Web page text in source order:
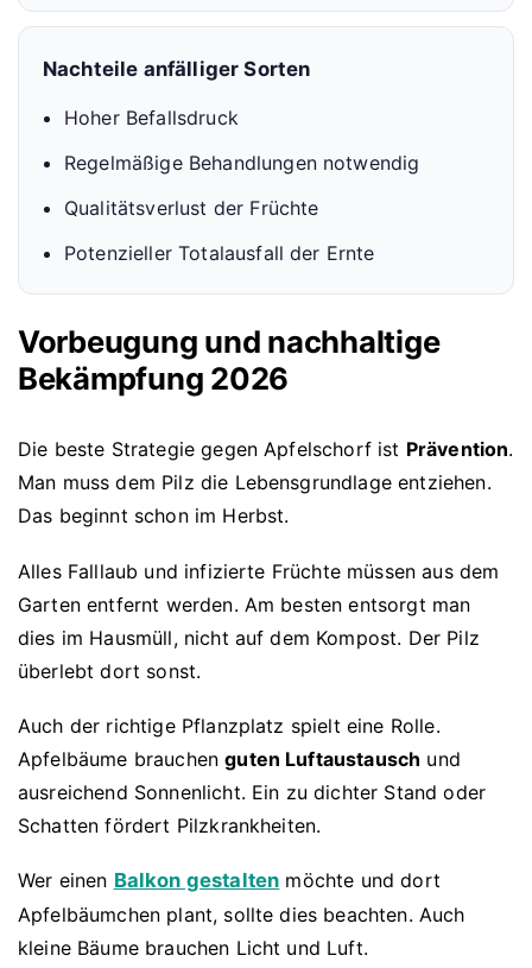
Nachteile anfälliger Sorten
Hoher Befallsdruck
Regelmäßige Behandlungen notwendig
Qualitätsverlust der Früchte
Potenzieller Totalausfall der Ernte
Vorbeugung und nachhaltige
Bekämpfung 2026
Die beste Strategie gegen Apfelschorf ist Prävention.
Man muss dem Pilz die Lebensgrundlage entziehen.
Das beginnt schon im Herbst.
Alles Falllaub und infizierte Früchte müssen aus dem
Garten entfernt werden. Am besten entsorgt man
dies im Hausmüll, nicht auf dem Kompost. Der Pilz
überlebt dort sonst.
Auch der richtige Pflanzplatz spielt eine Rolle.
Apfelbäume brauchenguten Luftaustausch und
ausreichend Sonnenlicht. Ein zu dichter Stand oder
Schatten fördert Pilzkrankheiten.
Wer einen Balkon gestalten möchte und dort
Apfelbäumchen plant, sollte dies beachten. Auch
kleine Bäume brauchen Licht und Luft.